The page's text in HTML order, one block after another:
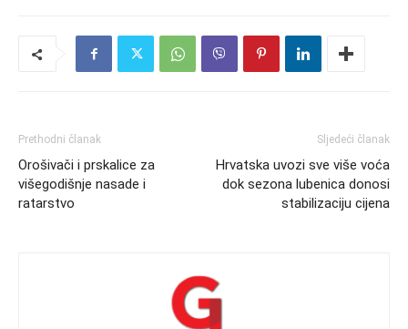
Prethodni članak
Orošivači i prskalice za
višegodišnje nasade i
ratarstvo
Sljedeći članak
Hrvatska uvozi sve više voća
dok sezona lubenica donosi
stabilizaciju cijena